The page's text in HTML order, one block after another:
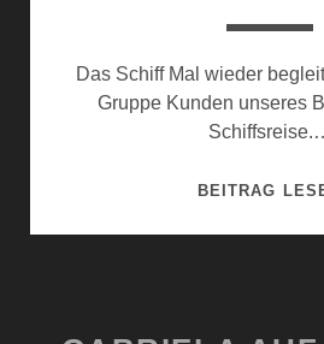
Das Schiff Mal wieder
Gruppe Kunden unseres
BEITRAG